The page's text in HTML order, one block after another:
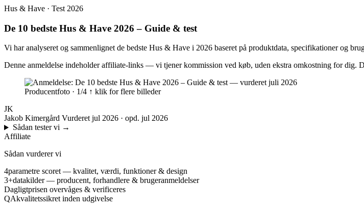
Hus & Have · Test 2026
De 10 bedste Hus & Have 2026 – Guide & test
Vi har analyseret og sammenlignet de bedste Hus & Have i 2026 baseret på produktdata, specifikationer og
Denne anmeldelse indeholder affiliate-links — vi tjener kommission ved køb, uden ekstra omkostning for dig.
Producentfoto · 1/4 ↑ klik for flere billeder
JK
Jakob Kimergård Vurderet jul 2026 · opd. jul 2026
Sådan tester vi →
Affiliate
Sådan vurderer vi
4parametre scoret — kvalitet, værdi, funktioner & design
3+datakilder — producent, forhandlere & brugeranmeldelser
Dagligtprisen overvåges & verificeres
QAkvalitetssikret inden udgivelse